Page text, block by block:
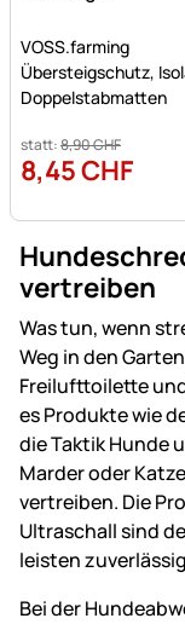
VOSS.farming
Übersteigschutz,
Doppelstabmatten
statt:8,90CHF
8,45CHF
vertreiben
Was tun, wenn
Weg in den
Freilufttoilette
es Produkte wie
die Taktik Hunde
Marder oder
vertreiben. Die
Ultraschall sind
leisten
Bei der